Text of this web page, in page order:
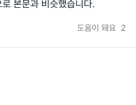
본문과 비슷했습니다.
도움이 돼요 2